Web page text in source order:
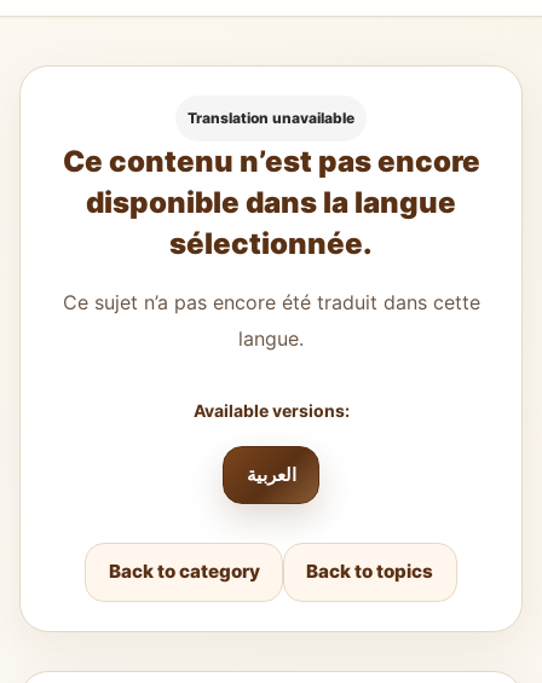
Translation unavailable
Ce contenu n’est pas encore
disponible dans la langue
sélectionnée.
Ce sujet n’a pas encore été traduit dans cette
langue.
Available versions:
العربية
Back to category Back to topics